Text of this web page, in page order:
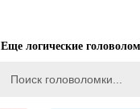
Еще логические